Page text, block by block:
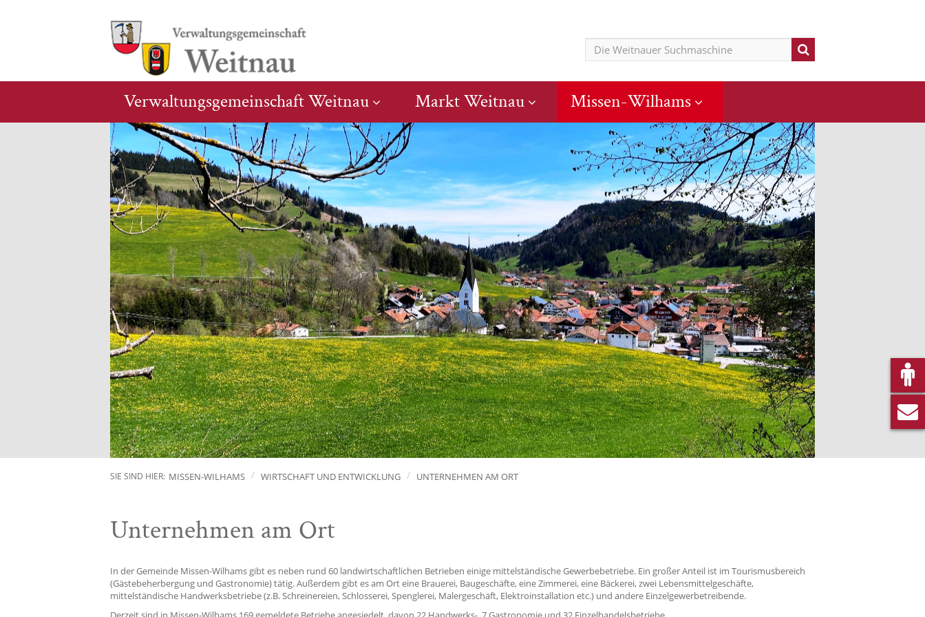
Verwaltungsgemeinschaft Weitnau Markt Weitnau Missen-Wilhams
SIE SIND HIER: MISSEN-WILHAMS WIRTSCHAFT UND ENTWICKLUNG UNTERNEHMEN AM ORT
Unternehmen am Ort
In der Gemeinde Missen-Wilhams gibt es neben rund 60 landwirtschaftlichen Betrieben einige mittelständische Gewerbebetriebe. Ein großer Anteil ist im Tourismusbereich
(Gästebeherbergung und Gastronomie) tätig. Außerdem gibt es am Ort eine Brauerei, Baugeschäfte, eine Zimmerei, eine Bäckerei, zwei Lebensmittelgeschäfte,
mittelständische Handwerksbetriebe (z.B. Schreinereien, Schlosserei, Spenglerei, Malergeschäft, Elektroinstallation etc.) und andere Einzelgewerbetreibende.